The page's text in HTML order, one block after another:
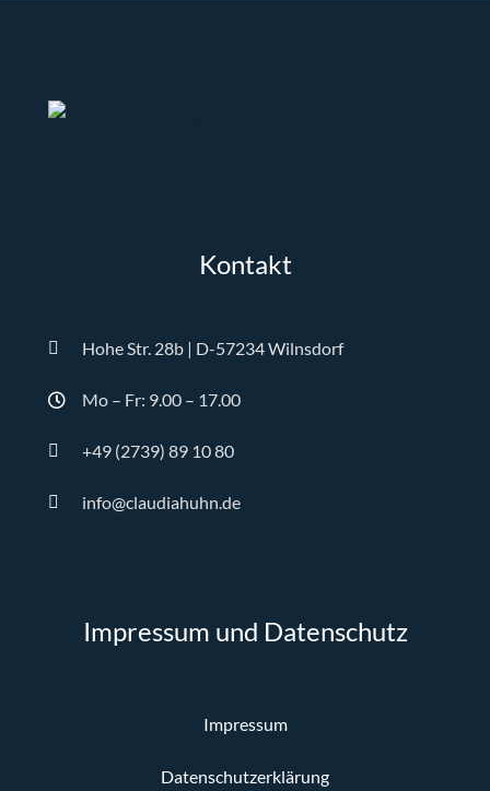
Kontakt
Hohe Str. 28b | D-57234 Wilnsdorf
Mo – Fr: 9.00 – 17.00
+49 (2739) 89 10 80
info@claudiahuhn.de
Impressum und Datenschutz
Impressum
Datenschutzerklärung